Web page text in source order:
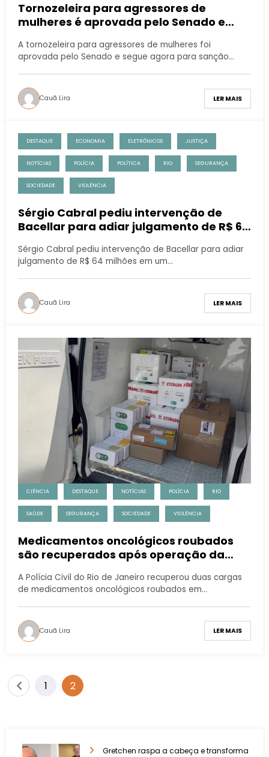
Tornozeleira para agressores de
mulheres é aprovada pelo Senado e
A tornozeleira para agressores de mulheres foi
aprovada pelo Senado e segue agora para sanção…
Cauã Lira LER MAIS
DESTAQUE ECONOMIA ELETRÔNICOS JUSTIÇA
NOTÍCIAS POLÍCIA POLÍTICA RIO SEGURANÇA
SOCIEDADE VIOLÊNCIA
Sérgio Cabral pediu intervenção de
Bacellar para adiar julgamento de R$ 64
Sérgio Cabral pediu intervenção de Bacellar para adiar
julgamento de R$ 64 milhões em um…
Cauã Lira LER MAIS
CIÊNCIA DESTAQUE NOTÍCIAS POLÍCIA RIO
SAÚDE SEGURANÇA SOCIEDADE VIOLÊNCIA
Medicamentos oncológicos roubados
são recuperados após operação da
A Polícia Civil do Rio de Janeiro recuperou duas cargas
de medicamentos oncológicos roubados em…
Cauã Lira LER MAIS
1 2
Gretchen raspa a cabeça e transforma